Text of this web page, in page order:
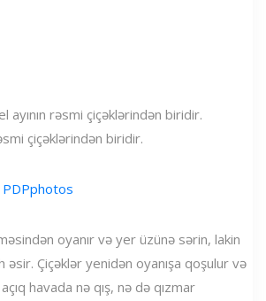
çiçəklərindən biridir.
oyanır və yer üzünə sərin, lakin
əsir. Çiçəklər yenidən oyanışa qoşulur və
havada nə qış, nə də qızmar